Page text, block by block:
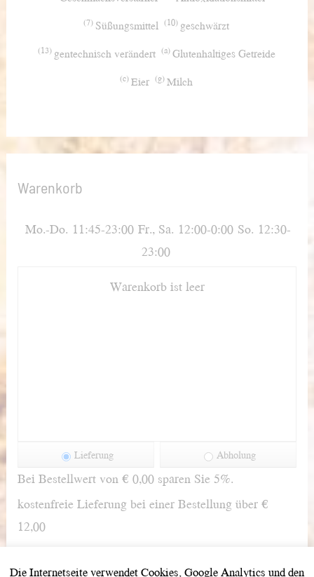
7 Süßungsmittel 10 geschwärzt
13 gentechnisch verändert a Glutenhaltiges Getreide
c Eier g Milch
Warenkorb
Mo.-Do. 11:45-23:00 Fr., Sa. 12:00-0:00 So. 12:30-
23:00
Warenkorb ist leer
Lieferung Abholung
Bei Bestellwert von € 0,00 sparen Sie 5%.
kostenfreie Lieferung bei einer Bestellung über€
12,00
Die Internetseite verwendet Cookies, Google Analytics und den